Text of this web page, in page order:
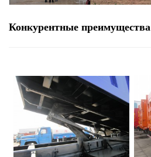
Конкурентные преимущества